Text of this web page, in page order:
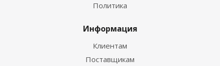
Политика
Информация
Клиентам
Поставщикам